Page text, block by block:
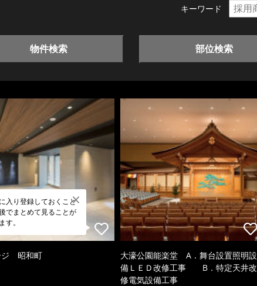
キーワード
物件検索 部位検索
入り登録しておくこと
でまとめて見ることが
す。
ジ 昭和町
大濠公園能楽堂 A．舞台設置照明設
備ＬＥＤ改修工事 B．特定天井改
修電気設備工事